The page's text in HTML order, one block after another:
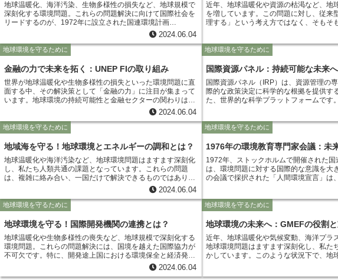
地球温暖化、海洋汚染、生物多様性の損失など、地球規模で
深刻化する環境問題。これらの問題解決に向けて国際社会を
リードするのが、1972年に設立された国連環境計画
（UNEP）です。UNEPは、科学的な知見に基づいた政策提
言や、途上国への技術支援、国際的な条約や協定の締結促進
など、多岐にわたる活動を通して、地球環境の保全と持続可
能な開発の実現に貢献しています。例えば、近年深刻化して
いる海洋プラスチック問題に対しては、UNEPは国際的なパ
ートナーシップを構築し、プラスチックごみの発生抑制、回
収・リサイクルの促進、環境に配慮した代替素材の開発など
を推進しています。また、気候変動問題においても、UNEP
は最新の科学的知見を提供することで、国際的な気候変動対
策の枠組みである「パリ協定」の採択に大きく貢献しまし
た。このように、UNEPは国際社会を牽引し、地球規模の課
題解決に重要な役割を担っています。
2024.06.04
近年、地球温暖化や資源の枯渇など、地
を増しています。この問題に対し、従来
理する」という考え方ではなく、そもそ
いという、より積極的なアプローチであ
ンとは、製品の設計から製造、使用、廃
階において、環境への負荷を最小限に抑
を指します。具体的には、省エネルギー
減、有害物質の不使用などが挙げられます。 従来の環
は、工場の煙突から出る排煙を処理する
た後に対処するものが中心でした。しか
ダクションは、製品のライフサイクル全
するため、より効果的かつ持続可能な方
う。
地球環境を守るために
金融の力で未来を拓く：UNEP FIの取り組み
世界が地球温暖化や生物多様性の損失といった環境問題に直
面する中、その解決策として「金融の力」に注目が集まって
います。地球環境の持続可能性と金融セクターの関わりは深
く、持続可能な社会を実現するためには、金融機関や投資家
が積極的に環境問題に取り組むことが不可欠です。 UNEP
FI（国連環境計画金融イニシアチブ）は、まさにその架け橋
となる国際的な組織です。1992年に設立されたUNEP FIは、
銀行、証券会社、保険会社、投資家など、金融機関と協働
し、環境と社会に配慮した持続可能な金融システムの構築を
目指しています。具体的には、気候変動、水資源、森林破壊
など、様々な環境問題に関するイニシアチブを展開し、金融
機関が環境リスクと機会を適切に評価し、責任ある投資と融
資を行うためのガイダンスやツールを提供しています。
2024.06.04
地球環境を守るために
国際資源パネル：持続可能な未来
国際資源パネル（IRP）は、資源管理の
際的な政策決定に科学的な根拠を提供す
た、世界的な科学プラットフォームです
境計画（UNEP）によって設立され、資
会に与える影響について、独立した客観
います。 IRPは、政府、産業界、NGOなど、さまざまなステ
ークホルダーと協力し、持続可能な資源
言を行っています。その報告書は、国際
て広く参照され、持続可能な社会の実現
を担っています。
地球環境を守るために
地域海を守る！地球環境とエネルギーの調和とは？
地球温暖化や海洋汚染など、地球環境問題はますます深刻化
し、私たち人類共通の課題となっています。これらの問題
は、複雑に絡み合い、一国だけで解決できるものではありま
せん。そこで、注目されているのが「地域海計画」です。 地
域海計画とは、特定の海洋環境や生態系を共有する複数の国
や地域が協力し、共通のビジョンや目標、行動計画を策定
し、海洋環境の保全と持続可能な利用を進めていく枠組みで
す。地球規模課題に対して、それぞれの地域の特性に合わせ
た対策を講じ、地域レベルで具体的な行動を起こすことで、
より効果的な解決を目指します。 例えば、ある地域では、海
洋プラスチックごみ問題に対し、発生源となる河川での回収
活動や、リサイクルシステムの構築などに取り組む地域海計
画が進行しています。また、別の地域では、気候変動による
海面上昇や海洋酸性化への対策として、サンゴ礁の保全や再
2024.06.04
地球環境を守るために
1976年の環境教育専門家会議：未
1972年、ストックホルムで開催された国
は、環境問題に対する国際的な意識を大
の会議で採択された「人間環境宣言」は
を世界に訴えかけ、各国が協力して取り
として位置づけました。続く1975年、ベ
は、環境問題解決のための具体的な行動
の中で環境教育の重要性が強く認識され
ド会議での議論を踏まえ、環境問題に対
動を起こせる人材を育成するため、1976
門家会議」が開催されることとなりまし
地球環境を守るために
地球環境を守る！国際開発機関の連携とは？
地球温暖化や生物多様性の喪失など、地球規模で深刻化する
環境問題。これらの問題解決には、国境を越えた国際協力が
不可欠です。特に、開発途上国における環境保全と経済発展
の両立は喫緊の課題となっています。このような背景のも
と、2023年、国際開発機関による新たな連携組織
2024.06.04
地球環境を守るために
地球環境の未来へ：GMEFの役割
近年、地球温暖化や気候変動、海洋プラ
地球環境問題はますます深刻化し、私た
かしています。このような状況下で、地
向けた取り組みが世界中で加速しており
企業、NGOなど、様々な主体が連携し、